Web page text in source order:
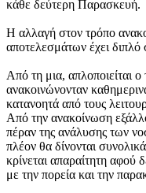
κάθε δεύτερη Παρασκευή.
Η αλλαγή στον τρόπο
αποτελεσμάτων έχει διπλό
Από τη μια, απλοποιείται
ανακοινώνονταν
κατανοητά από τους
Από την ανακοίνωση
πέραν της ανάλυσης των
πλέον θα δίνονται
κρίνεται απαραίτητη αφού
με την πορεία και την